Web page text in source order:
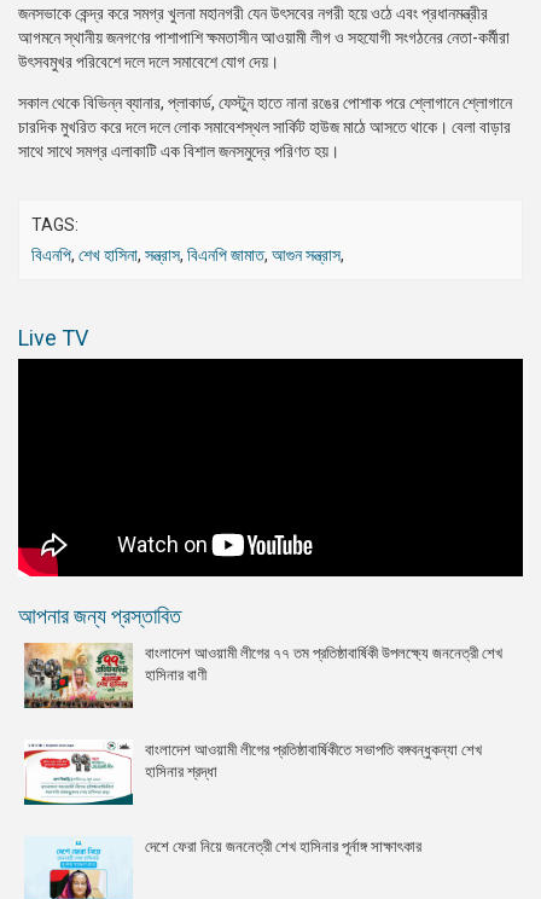
জনসভাকে কেন্দ্র করে সমগ্র খুলনা মহানগরী যেন উৎসবের নগরী হয়ে ওঠে এবং প্রধানমন্ত্রীর
আগমনে স্থানীয় জনগণের পাশাপাশি ক্ষমতাসীন আওয়ামী লীগ ও সহযোগী সংগঠনের নেতা-কর্মীরা
উৎসবমুখর পরিবেশে দলে দলে সমাবেশে যোগ দেয়।
সকাল থেকে বিভিন্ন ব্যানার, প্লাকার্ড, ফেস্টুন হাতে নানা রঙের পোশাক পরে শ্লোগানে শ্লোগানে
চারদিক মুখরিত করে দলে দলে লোক সমাবেশস্থল সার্কিট হাউজ মাঠে আসতে থাকে। বেলা বাড়ার
সাথে সাথে সমগ্র এলাকাটি এক বিশাল জনসমুদ্রে পরিণত হয়।
TAGS:
বিএনপি, শেখ হাসিনা, সন্ত্রাস, বিএনপি জামাত, আগুন সন্ত্রাস,
Live TV
আপনার জন্য প্রস্তাবিত
বাংলাদেশ আওয়ামী লীগের ৭৭ তম প্রতিষ্ঠাবার্ষিকী উপলক্ষ্যে জননেত্রী শেখ
হাসিনার বাণী
বাংলাদেশ আওয়ামী লীগের প্রতিষ্ঠাবার্ষিকীতে সভাপতি বঙ্গবন্ধুকন্যা শেখ
হাসিনার শ্রদ্ধা
দেশে ফেরা নিয়ে জননেত্রী শেখ হাসিনার পূর্নাঙ্গ সাক্ষাৎকার